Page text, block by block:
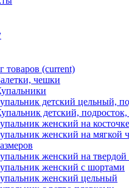
товаров (current)
чешки
детский цельный,
детский,
женский на
женский на мягкой
женский на
женский с шортами
женский цельный